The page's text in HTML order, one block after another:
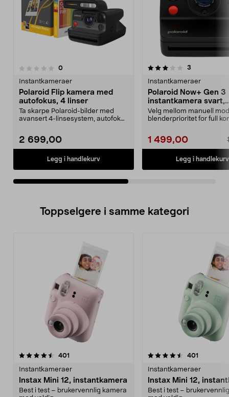
0anmeldelser
Instantkameraer
Polaroid Flip kamera med
autofokus, 4 linser
Ta skarpe Polaroid-bilder med
avansert 4-linsesystem, autofokus
2 699,00
Legg i handlekurv
3.5av 5 stjerner 3
Instantkameraer
Polaroid Now+ Gen 3
instantkamera svart,
apptilkoblet
Velg mellom manuell
blenderprioritet for full
1 499,00
Legg i handlekurv
0.0 av 5 stjerner
Toppselgere i samme kategori
401
Instantkameraer
Instax Mini 12, instantkamera
Best i test – brukervennlig kamera
4.5 av 5 stjerner 401
Instantkameraer
Instax Mini 12,
Best i test –
4.5 av 5 stjerner